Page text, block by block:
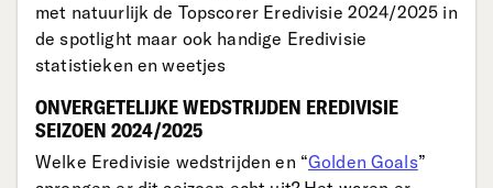
met natuurlijk de Topscorer Eredivisie 2024/2025 in
de spotlight maar ook handige Eredivisie
statistieken en weetjes
ONVERGETELIJKE WEDSTRIJDEN EREDIVISIE
SEIZOEN 2024/2025
Welke Eredivisie wedstrijden en “Golden Goals”